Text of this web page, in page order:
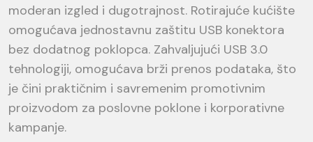
moderan izgled i dugotrajnost. Rotirajuće kućište
omogućava jednostavnu zaštitu USB konektora
bez dodatnog poklopca. Zahvaljujući USB 3.0
tehnologiji, omogućava brži prenos podataka, što
je čini praktičnim i savremenim promotivnim
proizvodom za poslovne poklone i korporativne
kampanje.